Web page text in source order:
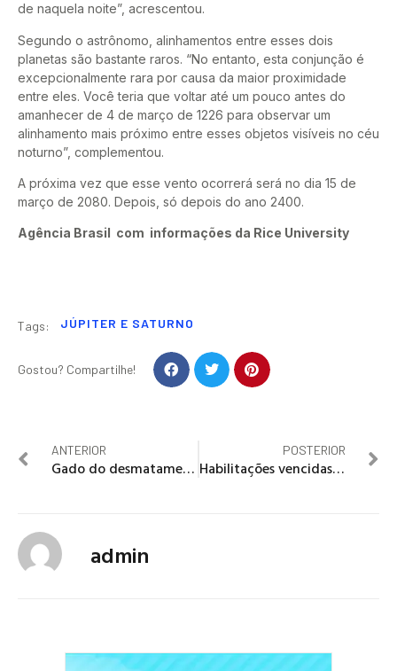
de naquela noite”, acrescentou.
Segundo o astrônomo, alinhamentos entre esses dois
planetas são bastante raros. “No entanto, esta conjunção é
excepcionalmente rara por causa da maior proximidade
entre eles. Você teria que voltar até um pouco antes do
amanhecer de 4 de março de 1226 para observar um
alinhamento mais próximo entre esses objetos visíveis no céu
noturno”, complementou.
A próxima vez que esse vento ocorrerá será no dia 15 de
março de 2080. Depois, só depois do ano 2400.
Agência Brasil com informações da Rice University
Tags: JÚPITER E SATURNO
Gostou? Compartilhe!
ANTERIOR
Gado do desmatamento
POSTERIOR
Habilitações vencidas em 2020 terão um ano a mais de validade
admin